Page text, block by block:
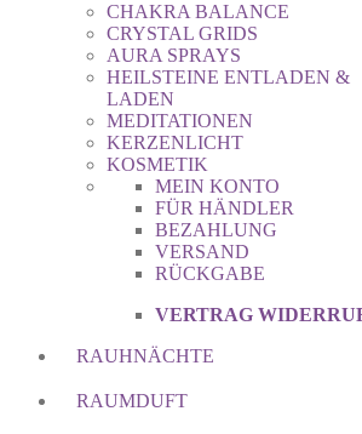
CHAKRA BALANCE
CRYSTAL GRIDS
AURA SPRAYS
HEILSTEINE ENTLADEN &
LADEN
MEDITATIONEN
KERZENLICHT
KOSMETIK
MEIN KONTO
FÜR HÄNDLER
BEZAHLUNG
VERSAND
RÜCKGABE
VERTRAG
RAUHNÄCHTE
RAUMDUFT